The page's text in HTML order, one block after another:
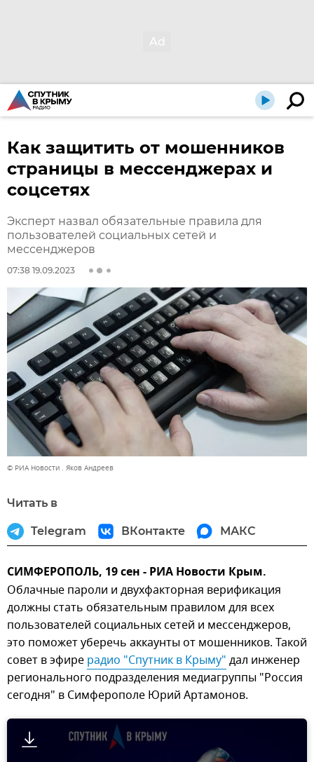
Как защитить от мошенников
страницы в мессенджерах и
соцсетях
Эксперт назвал обязательные правила для
пользователей социальных сетей и
мессенджеров
07:38 19.09.2023
© РИА Новости . Яков Андреев
Читать в
Telegram ВКонтакте МАКС
СИМФЕРОПОЛЬ, 19 сен - РИА Новости Крым.
Облачные пароли и двухфакторная верификация
должны стать обязательным правилом для всех
пользователей социальных сетей и мессенджеров,
это поможет уберечь аккаунты от мошенников. Такой
совет в эфире радио "Спутник в Крыму" дал инженер
регионального подразделения медиагруппы "Россия
сегодня" в Симферополе Юрий Артамонов.